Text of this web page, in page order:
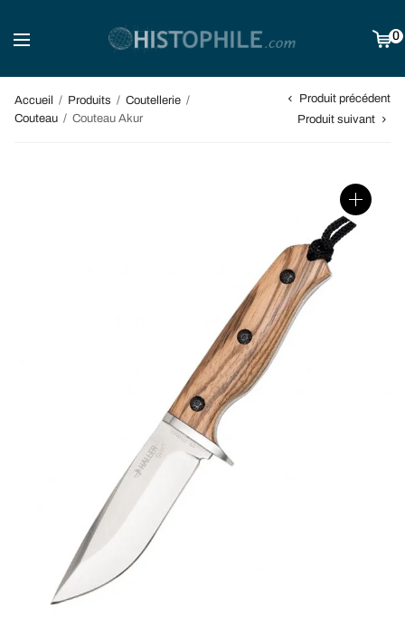
0
Accueil / Produits / Coutellerie /
Couteau / Couteau Akur
Produit précédent
Produit suivant